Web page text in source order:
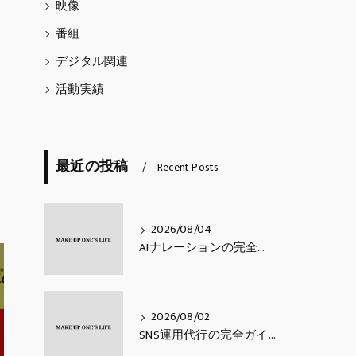
映像
番組
デジタル関連
活動実績
最近の投稿 Recent Posts
2026/08/04
AIナレーションの完全ガイド｜費用相場・活用シーン・メリットと注意点・使い方【2026年最新】
2026/08/02
SNS運用代行の完全ガイド｜費用相場・業務内容・会社の選び方【2026年最新】